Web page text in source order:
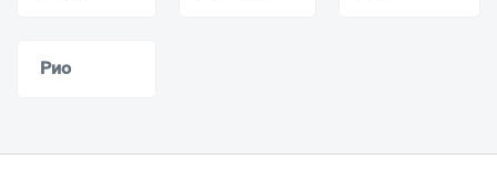
Рио